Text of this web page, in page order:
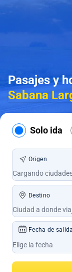
Pasajes y
Sabana
Solo ida
Origen
Destino
Fecha de salida